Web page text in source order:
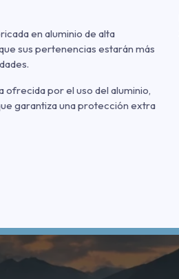
en aluminio de alta
sus pertenencias estarán más
ofrecida por el uso del aluminio,
garantiza una protección extra